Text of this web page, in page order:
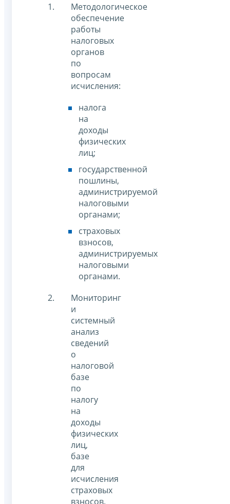
Методологическое
обеспечение
работы
налоговых
органов
по
вопросам
исчисления:
налога
на
доходы
физических
лиц;
государственной
пошлины,
администрируемой
налоговыми
органами;
страховых
взносов,
администрируемых
налоговыми
органами.
Мониторинг
и
системный
анализ
сведений
о
налоговой
базе
по
налогу
на
доходы
физических
лиц,
базе
для
исчисления
страховых
взносов.